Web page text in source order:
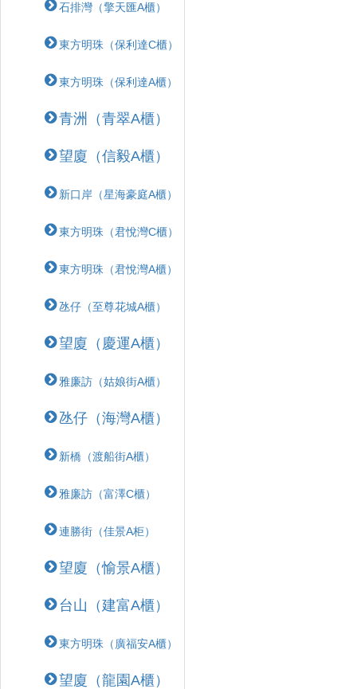
石排灣（擎天匯A櫃）
東方明珠（保利達C櫃）
東方明珠（保利達A櫃）
青洲（青翠A櫃）
望廈（信毅A櫃）
新口岸（星海豪庭A櫃）
東方明珠（君悅灣C櫃）
東方明珠（君悅灣A櫃）
氹仔（至尊花城A櫃）
望廈（慶運A櫃）
雅廉訪（姑娘街A櫃）
氹仔（海灣A櫃）
新橋（渡船街A櫃）
雅廉訪（富澤C櫃）
連勝街（佳景A柜）
望廈（愉景A櫃）
台山（建富A櫃）
東方明珠（廣福安A櫃）
望廈（龍園A櫃）